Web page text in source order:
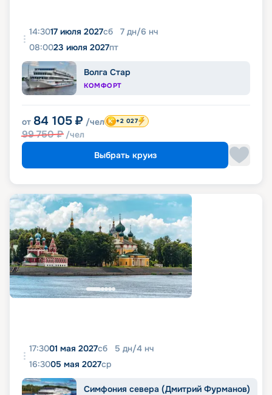
14:3017 июля 2027сб 7 дн/6 нч
08:0023 июля 2027пт
Волга Стар
КОМФОРТ
от 84 105 ₽ /чел
99 750₽ /чел
+2 027
Выбрать круиз
17:3001 мая 2027сб 5 дн/4 нч
16:3005 мая 2027ср
Симфония севера (Дмитрий Фурманов)